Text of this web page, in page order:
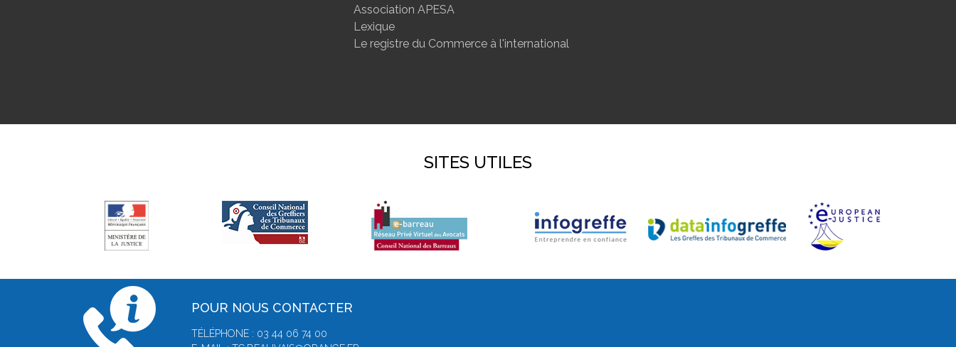
Association APESA
Lexique
Le registre du Commerce à l'international
SITES UTILES
POUR NOUS CONTACTER
TÉLÉPHONE : 03 44 06 74 00